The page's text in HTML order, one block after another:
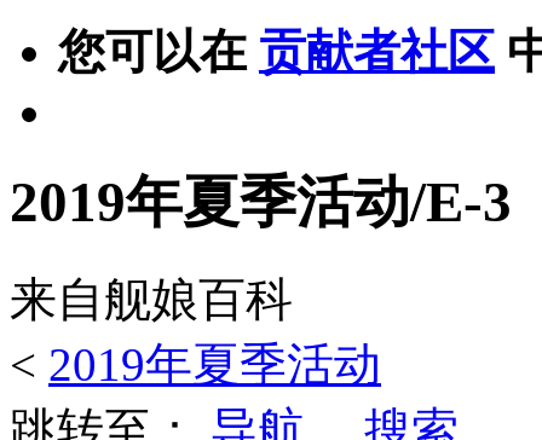
您可以在 贡献者社区
2019年夏季活动/E-3
来自舰娘百科
< 2019年夏季活动
跳转至： 导航、 搜索